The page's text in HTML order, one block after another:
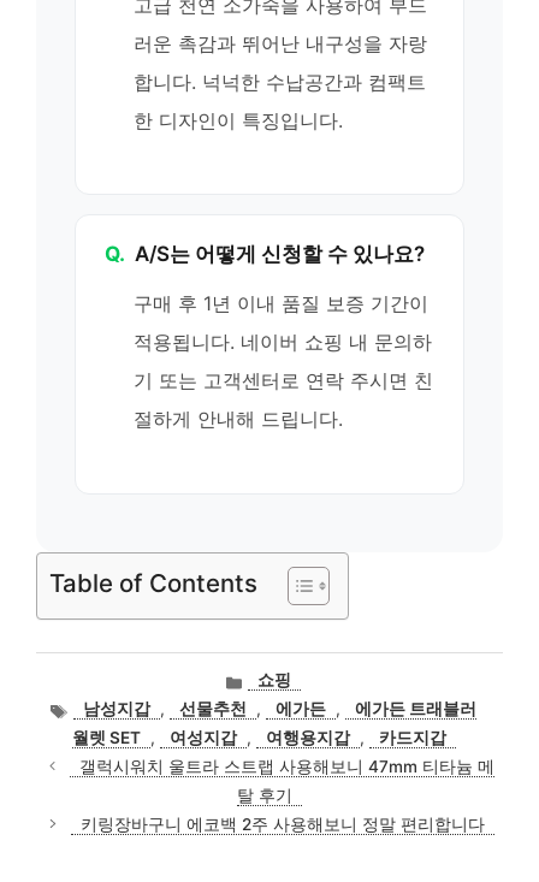
러운 촉감과 뛰어난 내구성을 자랑
합니다. 넉넉한 수납공간과 컴팩트
한 디자인이 특징입니다.
Q. A/S는 어떻게 신청할 수 있나요?
구매 후 1년 이내 품질 보증 기간이
적용됩니다. 네이버 쇼핑 내 문의하
기 또는 고객센터로 연락 주시면 친
절하게 안내해 드립니다.
Table of Contents
카
고
리
쇼핑
태
그
남성지갑 , 선물추천 , 에가든 ,
에가든 트래블러
월렛 SET , 여성지갑 , 여행용지갑 ,
카드지갑
갤럭시워치 울트라 스트랩 사용해보니 47mm 티타늄 메
탈 후기
키링장바구니 에코백 2주 사용해보니 정말 편리합니다